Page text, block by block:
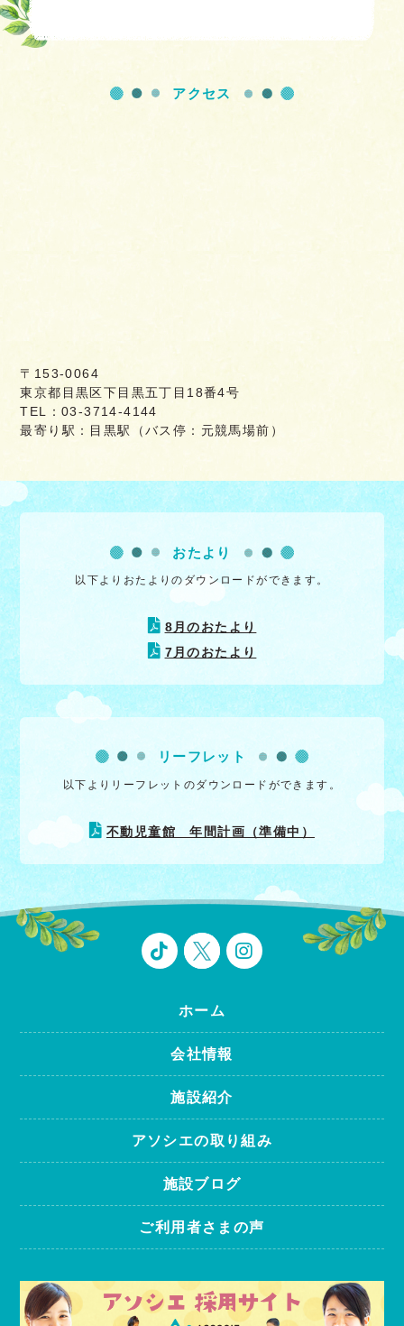
アクセス
〒153-0064
東京都目黒区下目黒五丁目18番4号
TEL：03-3714-4144
最寄り駅：目黒駅（バス停：元競馬場前）
おたより
以下よりおたよりのダウンロードができます。
8月のおたより
7月のおたより
リーフレット
以下よりリーフレットのダウンロードができます。
不動児童館 年間計画（準備中）
ホーム
会社情報
施設紹介
アソシエの取り組み
施設ブログ
ご利用者さまの声